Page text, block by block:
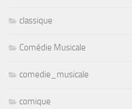
classique
Comédie Musicale
comedie_musicale
comique